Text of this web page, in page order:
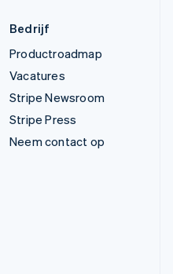
Bedrijf
Productroadmap
Vacatures
Stripe Newsroom
Stripe Press
Neem contact op